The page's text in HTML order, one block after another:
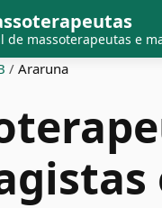
de massoterapeutas e
/ Araruna